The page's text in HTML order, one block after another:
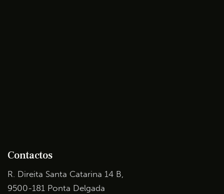
Contactos
R. Direita Santa Catarina 14 B,
9500-181 Ponta Delgada